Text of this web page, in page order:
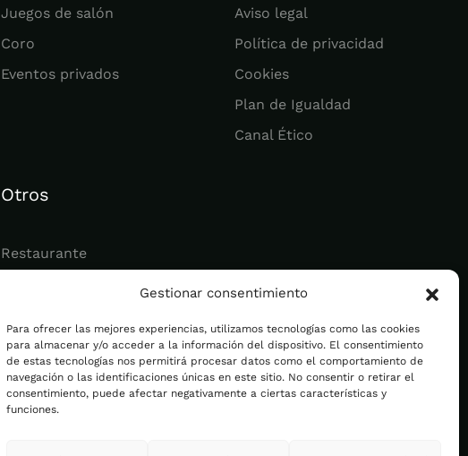
Gestionar consentimiento
Para ofrecer las mejores experiencias, utilizamos tecnologías como las cookies
para almacenar y/o acceder a la información del dispositivo. El consentimiento
de estas tecnologías nos permitirá procesar datos como el comportamiento de
navegación o las identificaciones únicas en este sitio. No consentir o retirar el
consentimiento, puede afectar negativamente a ciertas características y
funciones.
Juegos de salón
Coro
Eventos privados
Otros
Restaurante
Aviso legal
Política de privacidad
Cookies
Plan de Igualdad
Canal Ético